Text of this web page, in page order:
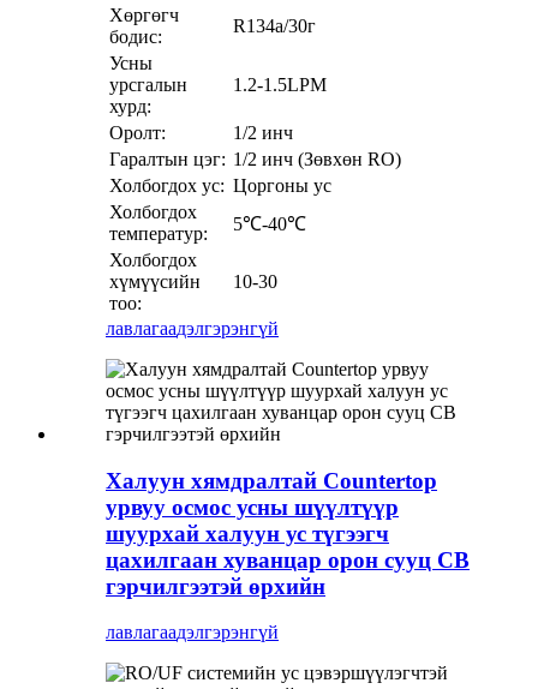
Хөргөгч
бодис:
R134a/30г
Усны
урсгалын
хурд:
1.2-1.5LPM
Оролт:
1/2 инч
Гаралтын цэг: 1/2 инч (Зөвхөн RO)
Холбогдох ус: Цоргоны ус
Холбогдох
температур:
5℃-40℃
Холбогдох
хүмүүсийн
тоо:
10-30
лавлагаадэлгэрэнгүй
Халуун хямдралтай Countertop
урвуу осмос усны шүүлтүүр
шуурхай халуун ус түгээгч
цахилгаан хуванцар орон сууц CB
гэрчилгээтэй өрхийн
лавлагаадэлгэрэнгүй